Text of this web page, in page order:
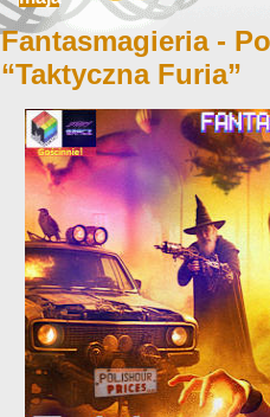
Fantasmagieria -
“Taktyczna Furia”